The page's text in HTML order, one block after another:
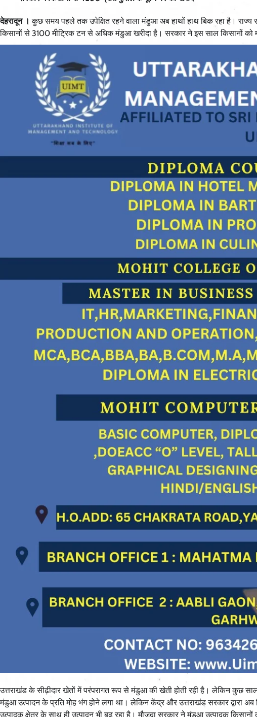
देहरादून । कुछ समय पहले तक उपेक्षित रहने वाला मंडुआ अब हाथों हाथ बिक रहा है।
किसानों से 3100 मीट्रिक टन से अधिक मंडुआ खरीदा है। सरकार ने इस साल किसानों
उत्तराखंड के सीढ़ीदार खेतों में परंपरागत रूप से मंडुआ की खेती होती रही है। लेकिन कुछ
मंडुआ उत्पादन के प्रति मोह भंग होने लगा था। लेकिन केंद्र और उत्तराखंड सरकार द्वारा
उत्पादक क्षेत्र के साथ ही उत्पादन भी बढ़ रहा है। मौजूदा सरकार ने मंडुआ उत्पादक